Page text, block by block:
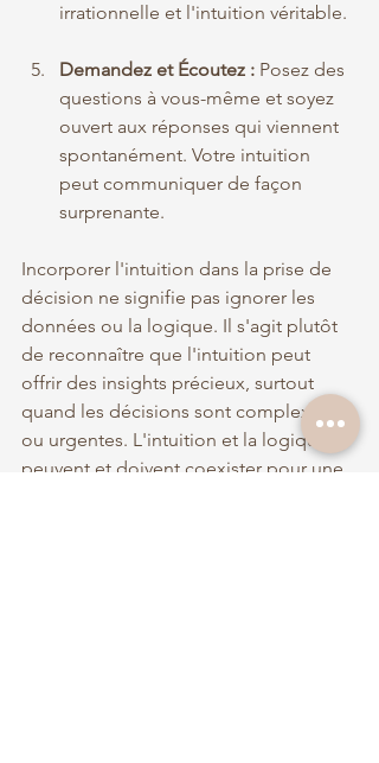
irrationnelle et l'intuition véritable.
Demandez et Écoutez : Posez des
questions à vous-même et soyez
ouvert aux réponses qui viennent
spontanément. Votre intuition
peut communiquer de façon
surprenante.
Incorporer l'intuition dans la prise de
décision ne signifie pas ignorer les
données ou la logique. Il s'agit plutôt
de reconnaître que l'intuition peut
offrir des insights précieux, surtout
quand les décisions sont complexes
ou urgentes. L'intuition et la logique
peuvent et doivent coexister pour une